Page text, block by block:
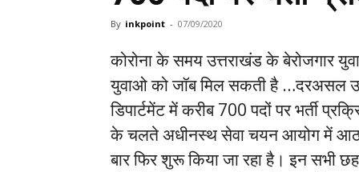
By inkpoint - 07/09/2020
कोरोना के समय उत्तराखंड के बेरोजगार
युवाओ को जॉब मिल सकती है …दरअसल
डिपार्टमेंट में करीब 700 पदों पर भर्ती
के चलते अधीनस्थ सेवा चयन आयोग में आठ
बार फिर शुरू किया जा रहा है। इन सभी